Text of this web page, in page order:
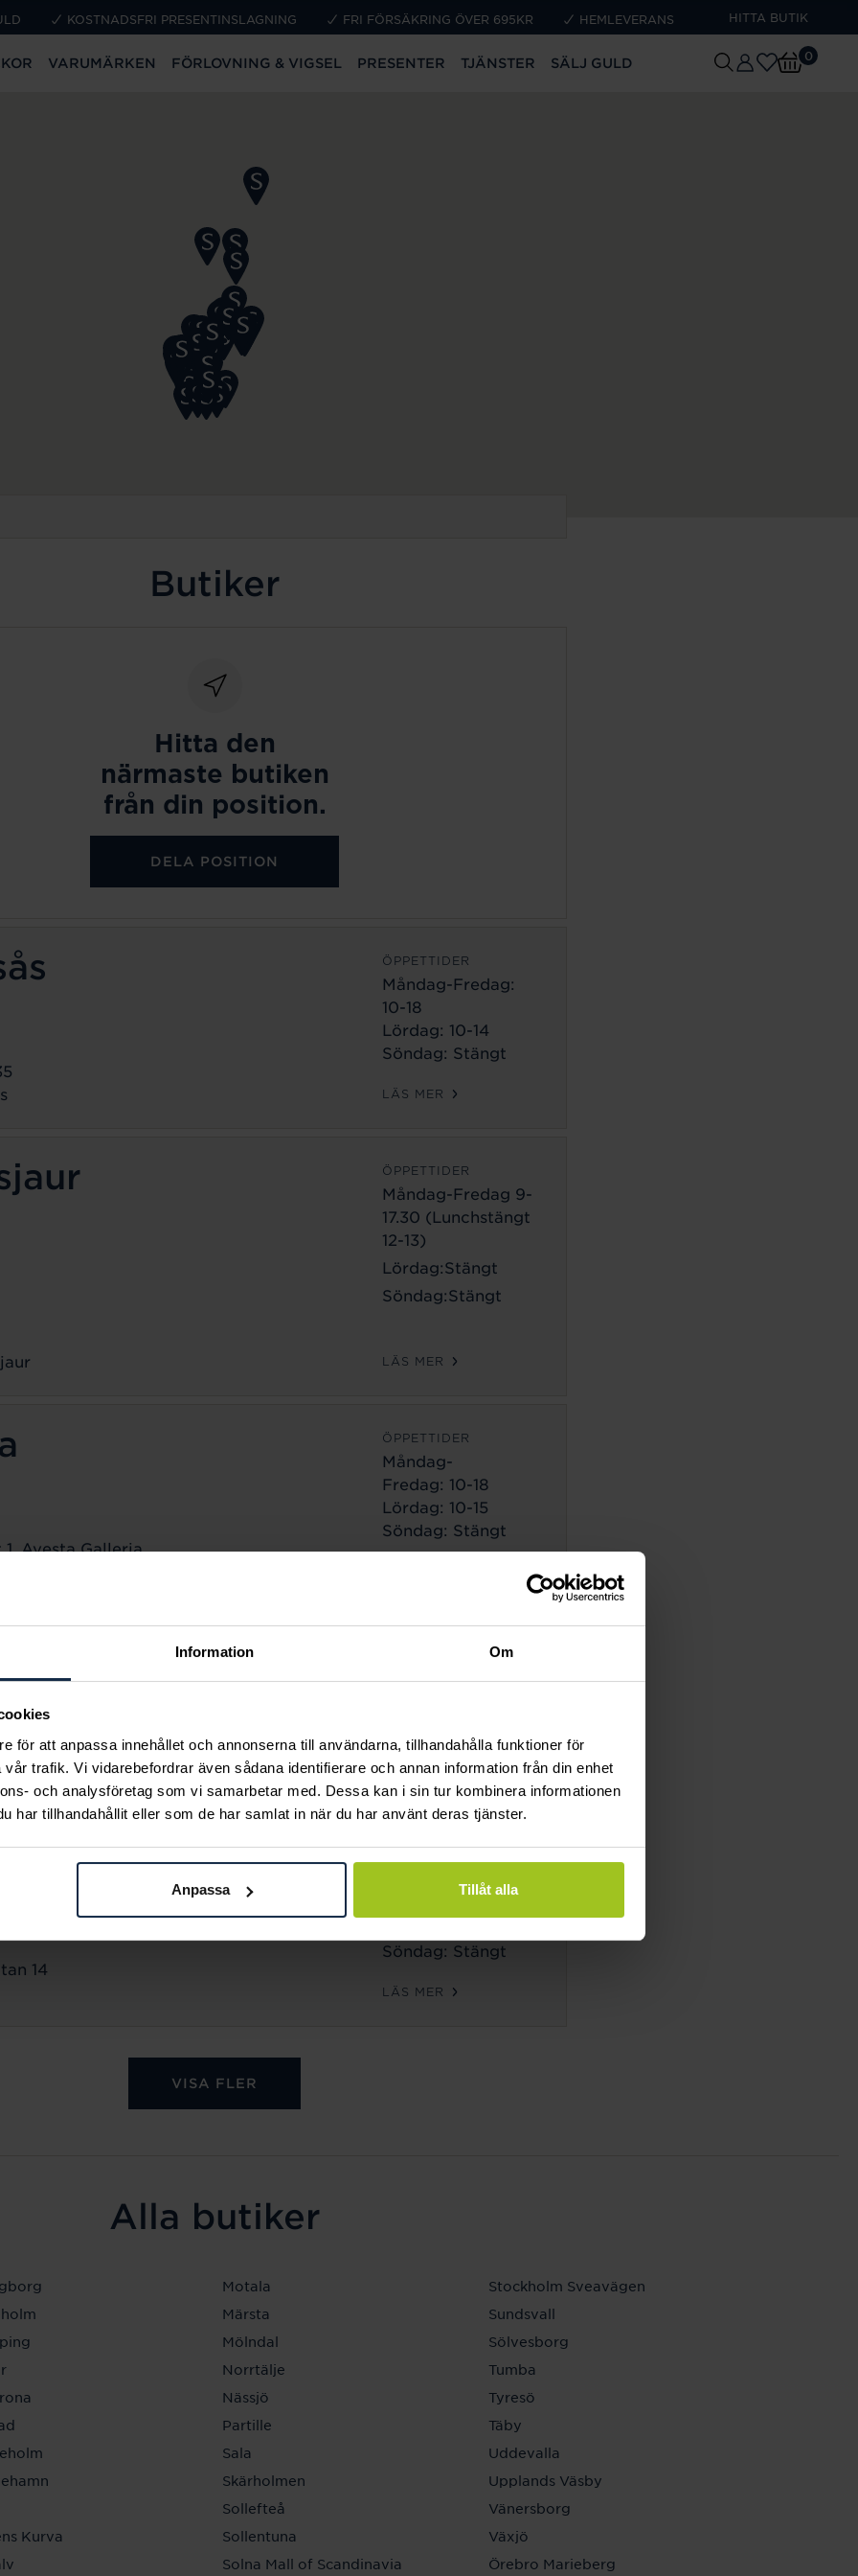
Information Om
för att anpassa innehållet och annonserna till användarna, tillhandahålla funktioner för
trafik. Vi vidarebefordrar även sådana identifierare och annan information från din enhet
och analysföretag som vi samarbetar med. Dessa kan i sin tur kombinera informationen
har tillhandahållit eller som de har samlat in när du har använt deras tjänster.
Anpassa Tillåt alla
KOSTNADSFRI PRESENTINSLAGNING FRI FÖRSÄKRING ÖVER 695KR HEMLEVERANS HITTA BUTIK
VARUMÄRKEN FÖRLOVNING & VIGSEL PRESENTER TJÄNSTER SÄLJ GULD 0
Butiker
Hitta den
närmaste butiken
från din position.
DELA POSITION
ÖPPETTIDER
Måndag-Fredag:
10-18
Lördag: 10-14
Söndag: Stängt
LÄS MER
ÖPPETTIDER
Måndag-Fredag 9-
17.30 (Lunchstängt
12-13)
Lördag:Stängt
Söndag:Stängt
LÄS MER
Avesta Galleria
ÖPPETTIDER
Måndag-
Fredag: 10-18
Lördag: 10-15
Söndag: Stängt
Söndag: Stängt
14
Söndag: Stängt
LÄS MER
VISA FLER
Alla butiker
Kurva
Motala
Märsta
Mölndal
Norrtälje
Nässjö
Partille
Sala
Skärholmen
Sollefteå
Sollentuna
Solna Mall of Scandinavia
Stockholm Sveavägen
Sundsvall
Sölvesborg
Tumba
Tyresö
Täby
Uddevalla
Upplands Väsby
Vänersborg
Växjö
Örebro Marieberg